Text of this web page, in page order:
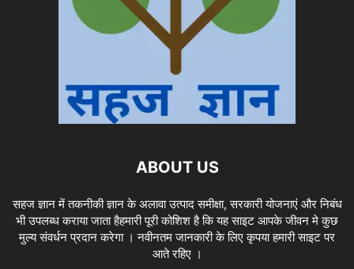
ABOUT US
सहज ज्ञान में तकनीकी ज्ञान के अलावा उत्पाद समीक्षा, सरकारी योजनाएं और निबंध
भी उपलब्ध कराया जाता हैहमारी पूरी कोशिश है कि यह साइट आपके जीवन मे कुछ
मुल्य संवर्धन प्रदान करेगा । नवीनतम जानकारी के लिए कृपया हमारी साइट पर
आते रहिए ।